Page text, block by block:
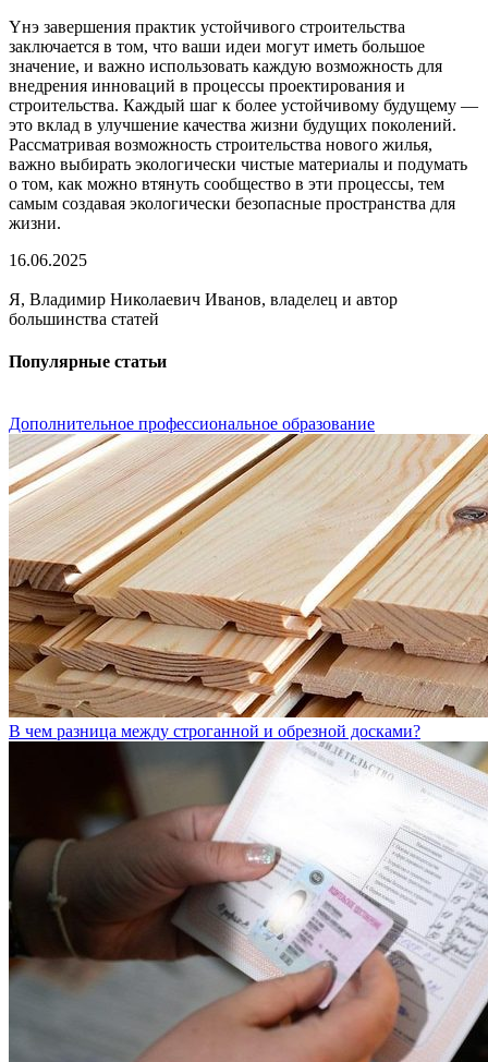
Үнэ завершения практик устойчивого строительства
заключается в том, что ваши идеи могут иметь большое
значение, и важно использовать каждую возможность для
внедрения инноваций в процессы проектирования и
строительства. Каждый шаг к более устойчивому будущему —
это вклад в улучшение качества жизни будущих поколений.
Рассматривая возможность строительства нового жилья,
важно выбирать экологически чистые материалы и подумать
о том, как можно втянуть сообщество в эти процессы, тем
самым создавая экологически безопасные пространства для
жизни.
16.06.2025
Я, Владимир Николаевич Иванов, владелец и автор
большинства статей
Популярные статьи
Дополнительное профессиональное образование
В чем разница между строганной и обрезной досками?